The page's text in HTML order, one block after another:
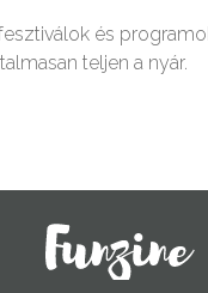
és
teljen a nyár.